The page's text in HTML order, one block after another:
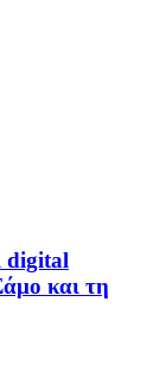
digital
και τη